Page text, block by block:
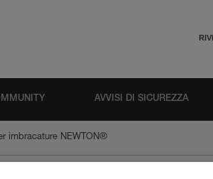
AVVISI DI SICUREZZA
imbracature NEWTON®